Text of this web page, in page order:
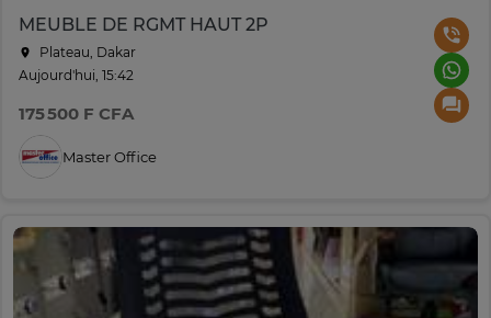
MEUBLE DE RGMT HAUT 2P
Plateau, Dakar
Aujourd'hui, 15:42
175 500 F CFA
Master Office